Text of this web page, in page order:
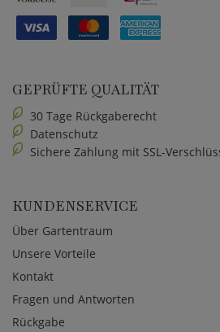
GEPRÜFTE QUALITÄT
30 Tage Rückgaberecht
Datenschutz
Sichere Zahlung mit SSL-
KUNDENSERVICE
Über Gartentraum
Unsere Vorteile
Kontakt
Fragen und Antworten
Rückgabe